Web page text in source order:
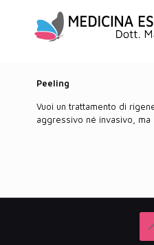
Peeling
Vuoi un trattamento di
aggressivo né invasivo, ma